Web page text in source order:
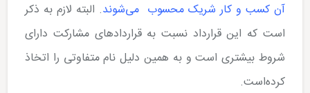
آن کسب و کار شریک محسوب می­‌شوند. البته لازم به ذکر
است که این قرارداد نسبت به قراردادهای مشارکت دارای
شروط بیشتری است و به همین دلیل نام متفاوتی را اتخاذ
کرده‌­است.